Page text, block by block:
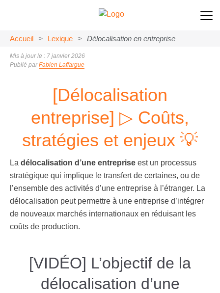
Accueil > Lexique > Délocalisation en entreprise
Mis à jour le : 7 janvier 2026
Publié parFabien Laffargue
[Délocalisation
entreprise] ▷ Coûts,
stratégies et enjeux 💡
La délocalisation d’une entreprise est un processus
stratégique qui implique le transfert de certaines, ou de
l’ensemble des activités d’une entreprise à l’étranger. La
délocalisation peut permettre à une entreprise d’intégrer
de nouveaux marchés internationaux en réduisant les
coûts de production.
[VIDÉO] L’objectif de la
délocalisation d’une